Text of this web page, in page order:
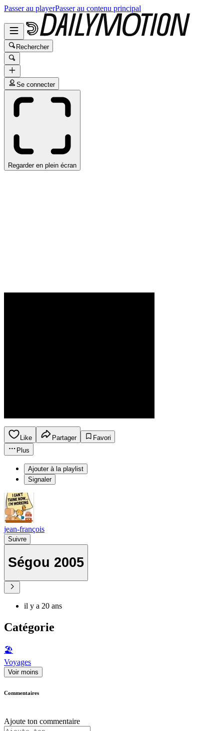
Passer au playerPasser au contenu principal
Rechercher
Se connecter
Regarder en plein écran
Like Partager
Favori
Plus
Ajouter à la playlist
Signaler
jean-françois
Suivre
Ségou 2005
il y a 20 ans
Catégorie
🏖
Voyages
Voir moins
Commentaires
Ajoute ton commentaire